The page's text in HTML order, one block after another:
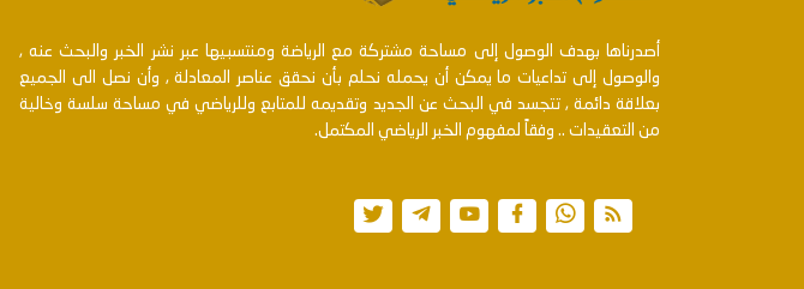
أصدرناها بهدف الوصول إلى مساحة مشتركة مع الرياضة ومنتسبيها عبر نشر الخبر والبحث عنه ,
والوصول إلى تداعيات ما يمكن أن يحمله نحلم بأن نحقق عناصر المعادلة , وأن نصل الى الجميع
بعلاقة دائمة , تتجسد في البحث عن الجديد وتقديمه للمتابع وللرياضي في مساحة سلسة وخالية
من التعقيدات .. وفقاً لمفهوم الخبر الرياضي المكتمل.